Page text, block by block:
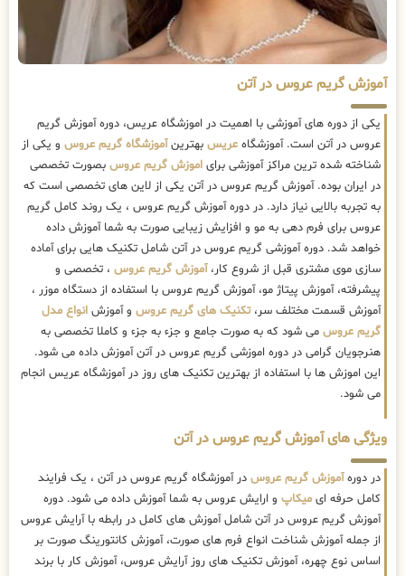
آموزش گریم عروس در آتن
یکی از دوره های آموزشی با اهمیت در اموزشگاه عریس، دوره آموزش گریم
عروس در آتن است. آموزشگاه عریس بهترینآموزشگاه گریم عروس و یکی از
شناخته شده ترین مراکز آموزشی برای اموزش گریم عروس بصورت تخصصی
در ایران بوده. آموزش گریم عروس در آتن یکی از لاین های تخصصی است که
به تجربه بالایی نیاز دارد. در دوره آموزش گریم عروس ، یک روند کامل گریم
عروس برای فرم دهی به مو و افزایش زیبایی صورت به شما آموزش داده
خواهد شد. دوره آموزشی گریم عروس در آتن شامل تکنیک هایی برای آماده
سازی موی مشتری قبل از شروع کار،آموزش گریم عروس ، تخصصی و
پیشرفته، آموزش پیتاژ مو، آموزش گریم عروس با استفاده از دستگاه موزر ،
آموزش قسمت مختلف سر،تکنیک های گریم عروس و آموزش انواع مدل
گریم عروس می شود که به صورت جامع و جزء به جزء و کاملا تخصصی به
هنرجویان گرامی در دوره اموزشی گریم عروس در آتن آموزش داده می شود.
این اموزش ها با استفاده از بهترین تکنیک های روز در آموزشگاه عریس انجام
می شود.
ویژگی های آموزش گریم عروس در آتن
در دورهآموزش گریم عروس در آموزشگاه گریم عروس در آتن ، یک فرایند
کامل حرفه ای میکاپ و ارایش عروس به شما آموزش داده می شود. دوره
آموزش گریم عروس در آتن شامل آموزش های کامل در رابطه با آرایش عروس
از جمله آموزش شناخت انواع فرم های صورت، آموزش کانتورینگ صورت بر
اساس نوع چهره، آموزش تکنیک های روز آرایش عروس، آموزش کار با برند